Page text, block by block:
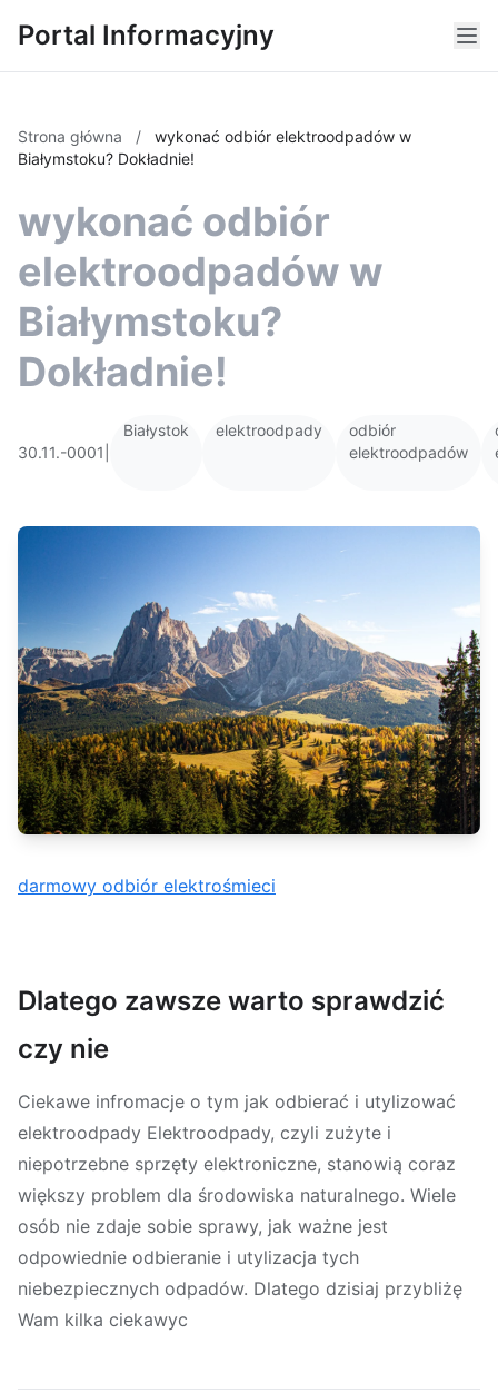
Portal Informacyjny
Strona główna /
wykonać odbiór elektroodpadów w
Białymstoku? Dokładnie!
wykonać odbiór
elektroodpadów w
Białymstoku?
Dokładnie!
30.11.-0001
Białystok elektroodpady
odbiór
elektroodpadów
darmowy odbiór elektrośmieci
Dlatego zawsze warto sprawdzić
czy nie
Ciekawe infromacje o tym jak odbierać i utylizować
elektroodpady Elektroodpady, czyli zużyte i
niepotrzebne sprzęty elektroniczne, stanowią coraz
większy problem dla środowiska naturalnego. Wiele
osób nie zdaje sobie sprawy, jak ważne jest
odpowiednie odbieranie i utylizacja tych
niebezpiecznych odpadów. Dlatego dzisiaj przybliżę
Wam kilka ciekawyc